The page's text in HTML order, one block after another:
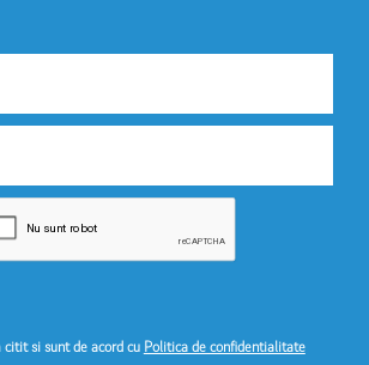
citit si sunt de acord cu Politica de confidentialitate